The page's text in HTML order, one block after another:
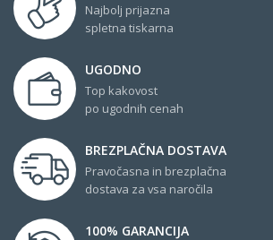
Najbolj prijazna
spletna tiskarna
UGODNO
Top kakovost
po ugodnih cenah
BREZPLAČNA DOSTAVA
Pravočasna in brezplačna
dostava za vsa naročila
100% GARANCIJA